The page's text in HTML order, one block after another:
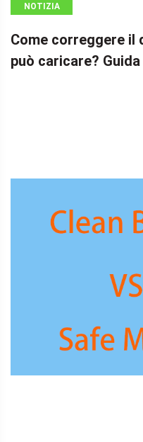
NOTIZIA
Come correggere il
può caricare?